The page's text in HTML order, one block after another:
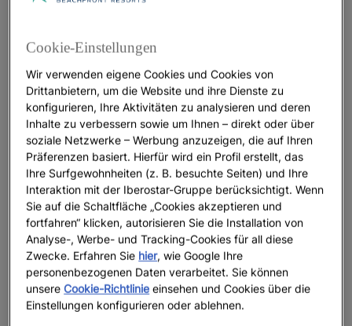
Heiratsantragwie Arten, eine Hochzeit zu feiern.
wie Sie das Leben als Paar gestaltenmöchten. Eine
Hochzeit muss keine große Veranstaltung mit
endloser Gästeliste sein. Tatsächlich entscheiden
sich immer mehr Paare bewusst für das Gegenteil:
füreine intime Feier im kleinen Kreis. Bei
sogenannten Micro Weddings wird die Liebe nicht
laut inszeniert, sondern wie ein kostbarer Moment
mit den Menschen geteilt, die wirklich wichtig sind.
Vielleicht möchten Sie diesen Tag mit Ihrer besten
Freundin oder Ihrem besten Freund, mit Eltern oder
Kindern feiern oder sogar mit Ihrem vierbeinigen
Familienmitglied teilen.
Cookie-Einstellungen
Wir verwenden eigene Cookies und Cookies von
Drittanbietern, um die Website und ihre Dienste zu
konfigurieren, Ihre Aktivitäten zu analysieren und deren
Inhalte zu verbessern sowie um Ihnen – direkt oder über
soziale Netzwerke – Werbung anzuzeigen, die auf Ihren
Präferenzen basiert. Hierfür wird ein Profil erstellt, das
Ihre Surfgewohnheiten (z. B. besuchte Seiten) und Ihre
Interaktion mit der Iberostar-Gruppe berücksichtigt. Wenn
Sie auf die Schaltfläche „Cookies akzeptieren und
fortfahren“ klicken, autorisieren Sie die Installation von
Analyse-, Werbe- und Tracking-Cookies für all diese
Zwecke. Erfahren Sie hier, wie Google Ihre
personenbezogenen Daten verarbeitet. Sie können
unsereCookie-Richtlinie einsehen und Cookies über die
Einstellungen konfigurieren oder ablehnen.